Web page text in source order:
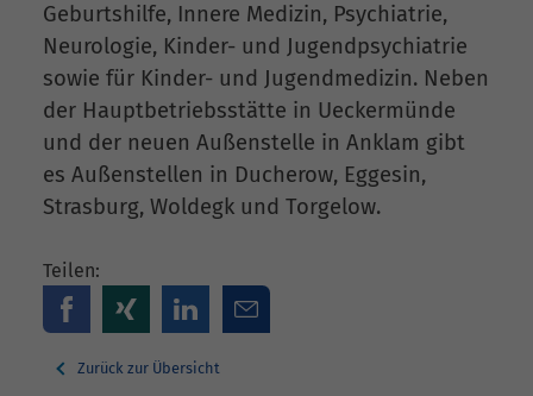
Geburtshilfe, Innere Medizin, Psychiatrie,
Neurologie, Kinder- und Jugendpsychiatrie
sowie für Kinder- und Jugendmedizin. Neben
der Hauptbetriebsstätte in Ueckermünde
und der neuen Außenstelle in Anklam gibt
es Außenstellen in Ducherow, Eggesin,
Strasburg, Woldegk und Torgelow.
Teilen:
Zurück zur Übersicht